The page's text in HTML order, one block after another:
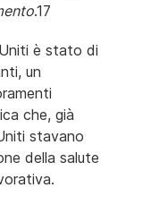
.17
è stato di
un
che, già
stavano
della salute